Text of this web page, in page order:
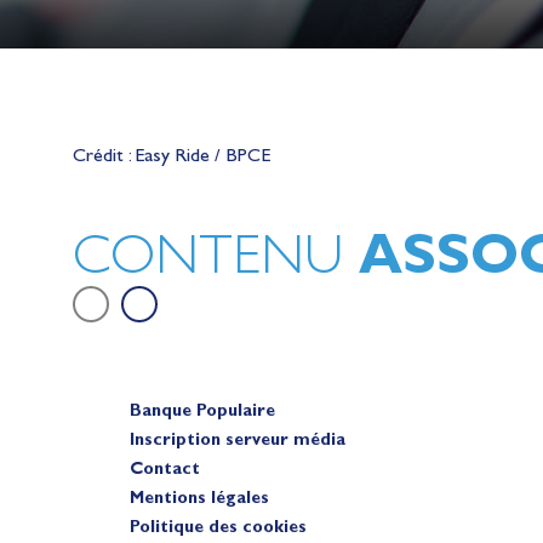
Crédit : Easy Ride / BPCE
CONTENU
sur le plan d'eau des Jeux
Banque Populaire
Inscription serveur média
Contact
Mentions légales
Politique des cookies